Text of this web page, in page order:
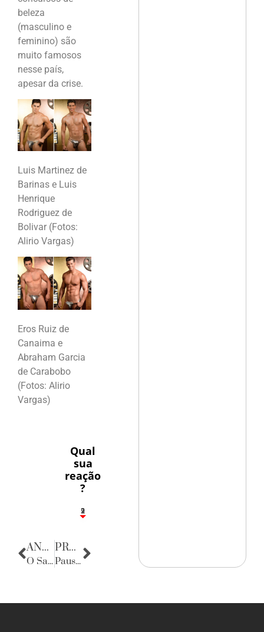
beleza
(masculino e
feminino) são
muito famosos
nesse país,
apesar da crise.
Luis Martinez de
Barinas e Luis
Henrique
Rodriguez de
Bolivar (Fotos:
Alirio Vargas)
Eros Ruiz de
Canaima e
Abraham Garcia
de Carabobo
(Fotos: Alirio
Vargas)
Qual
sua
reação
?
2
1
2
9
ANTERIOR
O Sargento Sedutor
PRÓXIMA
Pausa Poética